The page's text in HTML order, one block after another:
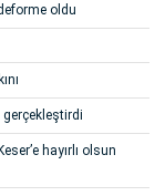
oldu
gerçekleştirdi
hayırlı olsun